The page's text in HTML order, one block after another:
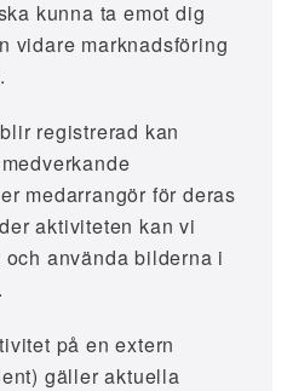
kunna ta emot dig
vidare marknadsföring
registrerad kan
medarrangör för deras
aktiviteten kan vi
använda bilderna i
på en extern
gäller aktuella